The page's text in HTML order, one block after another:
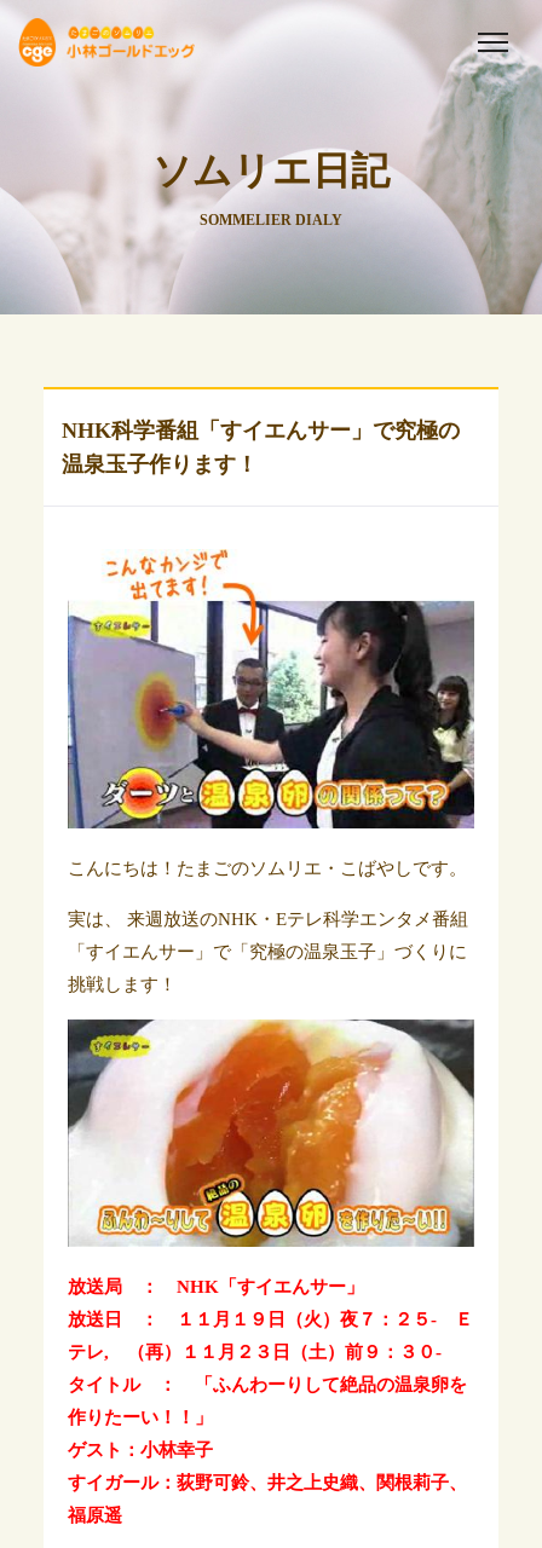
ソムリエ日記
SOMMELIER DIALY
NHK科学番組「すイエんサー」で究極の
温泉玉子作ります！
こんにちは！たまごのソムリエ・こばやしです。
実は、 来週放送のNHK・Eテレ科学エンタメ番組
「すイエんサー」で「究極の温泉玉子」づくりに
挑戦します！
放送局 ： NHK「 すイエんサー」
放送日 ： １１月１９日（火）夜７：２５- Ｅ
テレ, （再）１１月２３日（土）前９：３０-
タイトル ： 「ふんわーりして絶品の温泉卵を
作りたーい！！」
ゲスト：小林幸子
すイガール：荻野可鈴、井之上史織、関根莉子、
福原遥